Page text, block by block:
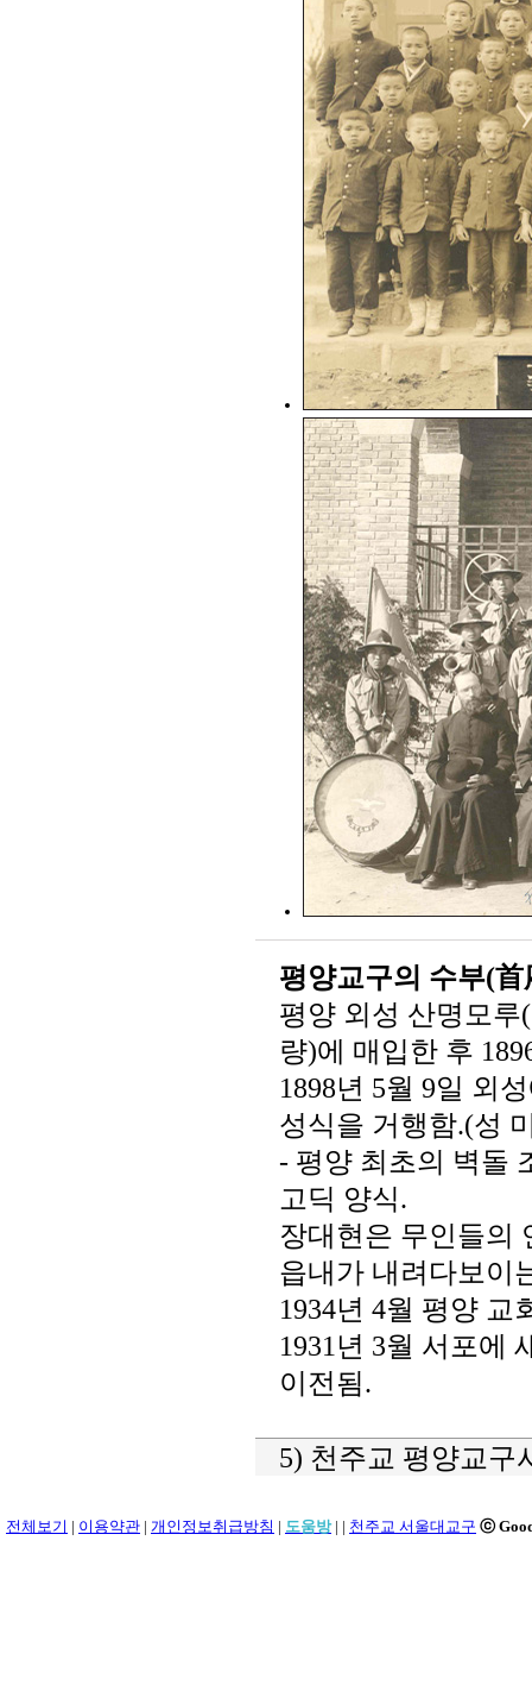
평양교구의 수부(首
평양 외성 산명모
량)에 매입한 후
1898년 5월 9일 외
성식을 거행함.(성
- 평양 최초의 벽돌
고딕 양식.
장대현은 무인들의
읍내가 내려다보이
1934년 4월 평양
1931년 3월 서포에
이전됨.
5) 천주교 평양교구
전체보기 | 이용약관 | 개인정보취급방침 | 도움방 | | 천주교 서울대교구 ⓒ